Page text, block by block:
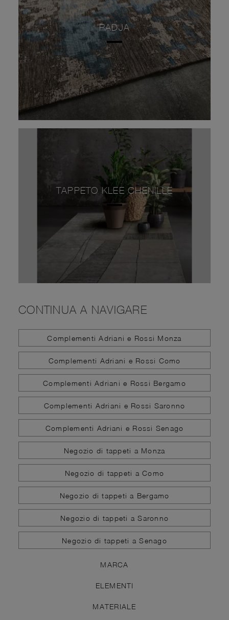
RADJA
TAPPETO KLEE CHENILLE
CONTINUA A NAVIGARE
Complementi Adriani e Rossi Monza
Complementi Adriani e Rossi Como
Complementi Adriani e Rossi Bergamo
Complementi Adriani e Rossi Saronno
Complementi Adriani e Rossi Senago
Negozio di tappeti a Monza
Negozio di tappeti a Como
Negozio di tappeti a Bergamo
Negozio di tappeti a Saronno
Negozio di tappeti a Senago
MARCA
ELEMENTI
MATERIALE